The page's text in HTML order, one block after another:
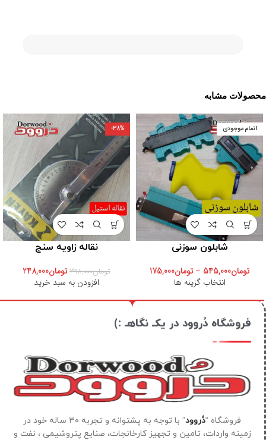
محصولات مشابه
اتمام موجودی
شابلون سوزنی
تومان545,000
– تومان175,000
انتخاب گزینه ها
-38%
نقاله زاویه سنج
تومان398,000 تومان248,000
افزودن به سبد خرید
فروشگاه دُروود در یکـ نگاهـ :)
فروشگاه “دُروود
” با توجه به پشتوانه و تجربه ۳۰ ساله خود در
زمینه واردات، تامین و تجهیز کارخانجات، صنایع پتروشیمی ، نفت و